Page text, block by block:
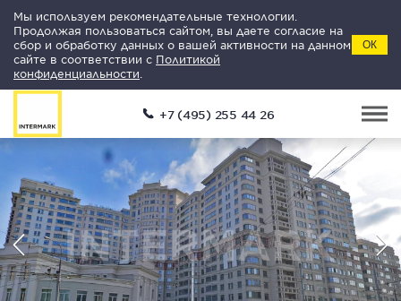
Мы используем рекомендательные технологии.
Продолжая пользоваться сайтом, вы даете согласие на
сбор и обработку данных о вашей активности на данном
сайте в соответствии с Политикой
конфиденциальности
ОК
+7 (495) 255 44 26